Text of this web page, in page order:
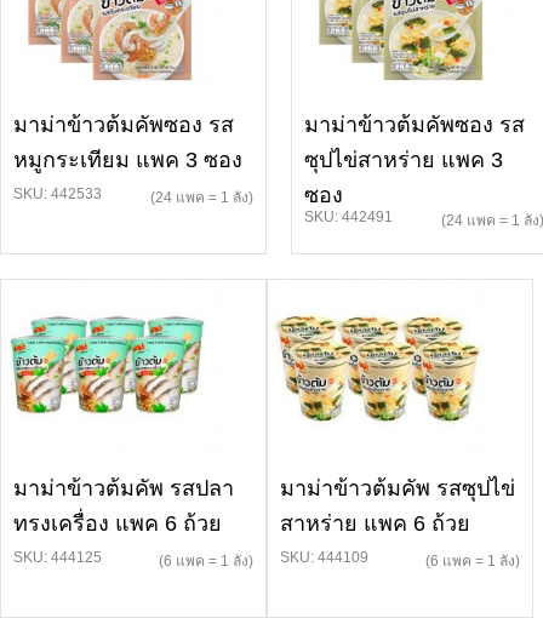
มาม่าข้าวต้มคัพซอง รส
หมูกระเทียม แพค 3 ซอง
SKU: 442533 (24 แพค = 1 ลัง)
มาม่าข้าวต้มคัพซอง รส
ซุปไข่สาหร่าย แพค 3
ซอง
SKU: 442491 (24 แพค = 1 ลัง)
มาม่าข้าวต้มคัพ รสปลา
ทรงเครื่อง แพค 6 ถ้วย
SKU: 444125 (6 แพค = 1 ลัง)
มาม่าข้าวต้มคัพ รสซุปไข่
สาหร่าย แพค 6 ถ้วย
SKU: 444109 (6 แพค = 1 ลัง)